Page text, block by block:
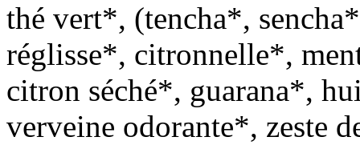
thé vert*, (tencha*,
réglisse*, citronnelle*,
citron séché*, guarana*,
verveine odorante*, zeste